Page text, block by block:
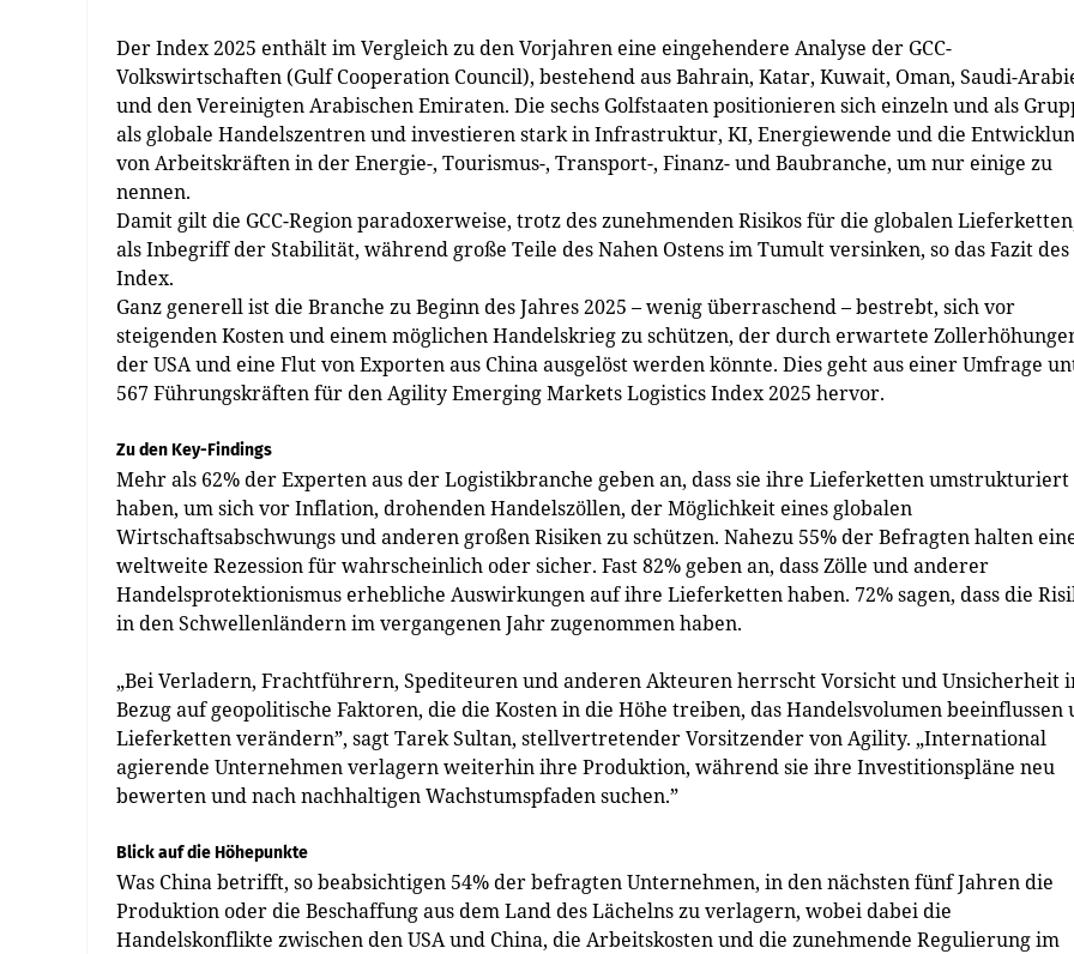
Der Index 2025 enthält im Vergleich zu den Vorjahren eine eingehendere Analyse der GCC-
Volkswirtschaften (Gulf Cooperation Council), bestehend aus Bahrain, Katar, Kuwait, Oman, Saudi-
und den Vereinigten Arabischen Emiraten. Die sechs Golfstaaten positionieren sich einzeln und als
als globale Handelszentren und investieren stark in Infrastruktur, KI, Energiewende und die
von Arbeitskräften in der Energie-, Tourismus-, Transport-, Finanz- und Baubranche, um nur einige zu
nennen.
Damit gilt die GCC-Region paradoxerweise, trotz des zunehmenden Risikos für die globalen
als Inbegriff der Stabilität, während große Teile des Nahen Ostens im Tumult versinken, so das Fazit des
Index.
Ganz generell ist die Branche zu Beginn des Jahres 2025 – wenig überraschend – bestrebt, sich vor
steigenden Kosten und einem möglichen Handelskrieg zu schützen, der durch erwartete
der USA und eine Flut von Exporten aus China ausgelöst werden könnte. Dies geht aus einer Umfrage
567 Führungskräften für den Agility Emerging Markets Logistics Index 2025 hervor.
Zu den Key-Findings
Mehr als 62% der Experten aus der Logistikbranche geben an, dass sie ihre Lieferketten umstrukturiert
haben, um sich vor Inflation, drohenden Handelszöllen, der Möglichkeit eines globalen
Wirtschaftsabschwungs und anderen großen Risiken zu schützen. Nahezu 55% der Befragten halten
weltweite Rezession für wahrscheinlich oder sicher. Fast 82% geben an, dass Zölle und anderer
Handelsprotektionismus erhebliche Auswirkungen auf ihre Lieferketten haben. 72% sagen, dass die
in den Schwellenländern im vergangenen Jahr zugenommen haben.
„Bei Verladern, Frachtführern, Spediteuren und anderen Akteuren herrscht Vorsicht und Unsicherheit
Bezug auf geopolitische Faktoren, die die Kosten in die Höhe treiben, das Handelsvolumen beeinflussen
Lieferketten verändern”, sagt Tarek Sultan, stellvertretender Vorsitzender von Agility. „International
agierende Unternehmen verlagern weiterhin ihre Produktion, während sie ihre Investitionspläne neu
bewerten und nach nachhaltigen Wachstumspfaden suchen.”
Blick auf die Höhepunkte
Was China betrifft, so beabsichtigen 54% der befragten Unternehmen, in den nächsten fünf Jahren die
Produktion oder die Beschaffung aus dem Land des Lächelns zu verlagern, wobei dabei die
Handelskonflikte zwischen den USA und China, die Arbeitskosten und die zunehmende Regulierung im